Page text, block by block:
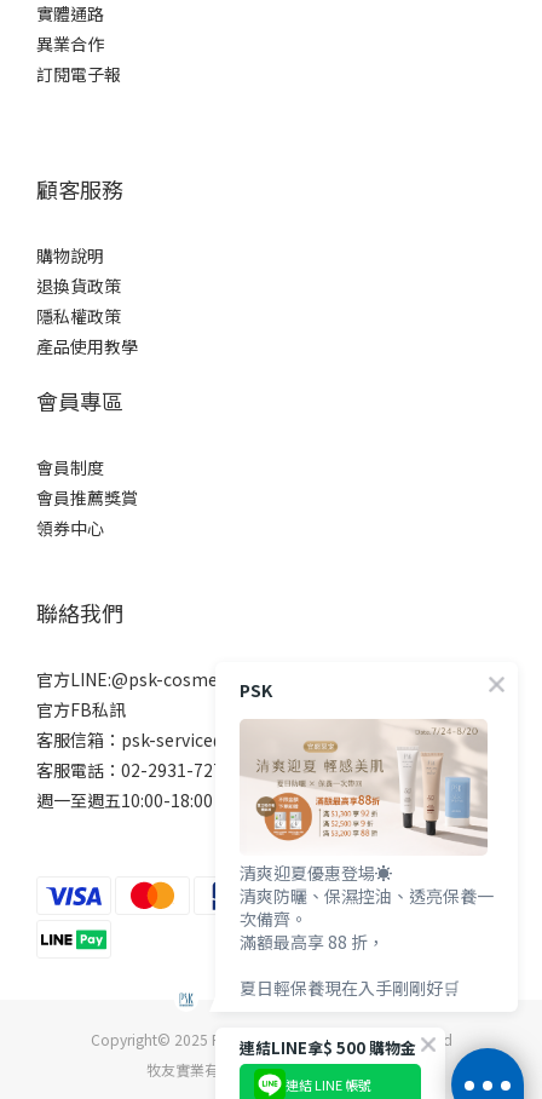
實體通路
異業合作
訂閱電子報
顧客服務
購物說明
退換貨政策
隱私權政策
產品使用教學
會員專區
會員制度
會員推薦獎賞
領券中心
聯絡我們
官方LINE:@psk-cosmetic
官方FB私訊
客服信箱：psk-service@beanne.com.tw
客服電話：02-2931-7272
週一至週五10:00-18:00 例假日除外
Copyright© 2025 PSK深海美肌專家 All Rights Reserved
牧友實業有限公司 統一編號04869642
PSK
清爽迎夏優惠登場☀️
清爽防曬、保濕控油、透亮保養一
次備齊。
滿額最高享 88 折，
夏日輕保養現在入手剛剛好🛒
連結LINE拿$ 500 購物金
連結 LINE 帳號